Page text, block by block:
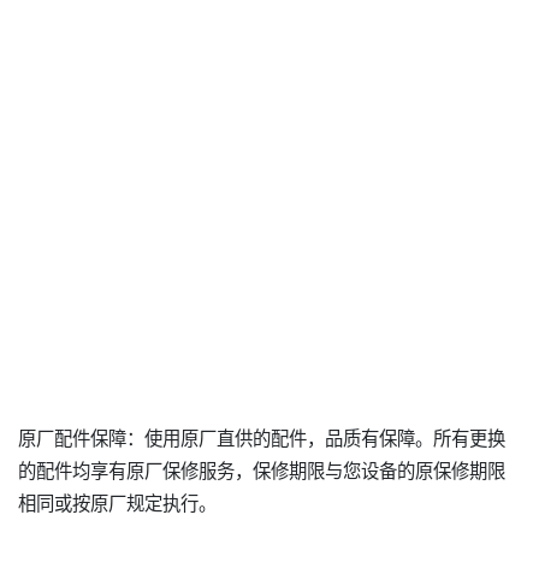
原厂配件保障：使用原厂直供的配件，品质有保障。所有更换
的配件均享有原厂保修服务，保修期限与您设备的原保修期限
相同或按原厂规定执行。